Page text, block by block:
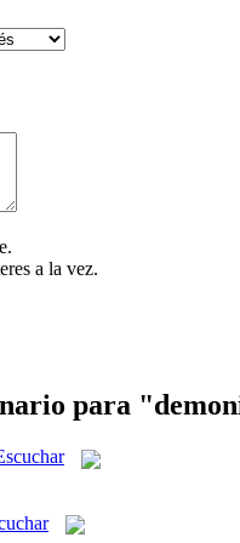
a la vez.
para